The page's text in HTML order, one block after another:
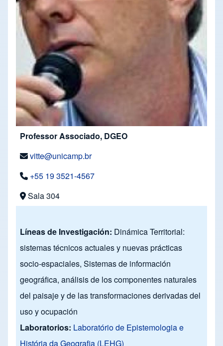
Professor Associado, DGEO
vitte@unicamp.br
+55 19 3521-4567
Sala 304
Líneas de Investigación: Dinámica Territorial:
sistemas técnicos actuales y nuevas prácticas
socio-espaciales, Sistemas de información
geográfica, análisis de los componentes naturales
del paisaje y de las transformaciones derivadas del
uso y ocupación
Laboratorios: Laboratório de Epistemologia e
História da Geografia (LEHG)